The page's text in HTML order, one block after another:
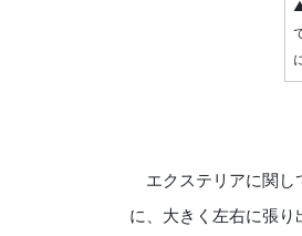
エクステリアに関し
に、大きく左右に張